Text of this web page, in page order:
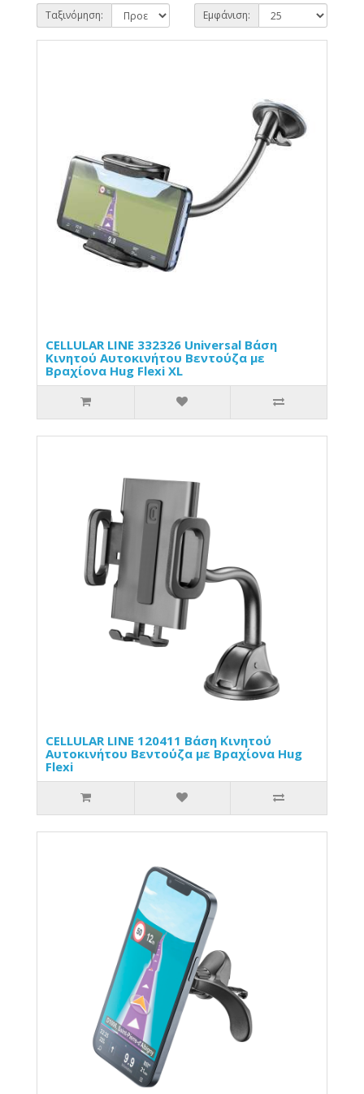
Ταξινόμηση: Εμφάνιση:
CELLULAR LINE 332326 Universal Βάση
Κινητού Αυτοκινήτου Βεντούζα με
Βραχίονα Hug Flexi XL
CELLULAR LINE 120411 Βάση Κινητού
Αυτοκινήτου Βεντούζα με Βραχίονα Hug
Flexi